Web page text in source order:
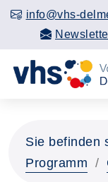
info@vhs-
Sie befinden
Programm